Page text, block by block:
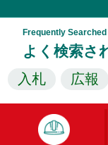
Frequently
よく検索さ
入札 広報